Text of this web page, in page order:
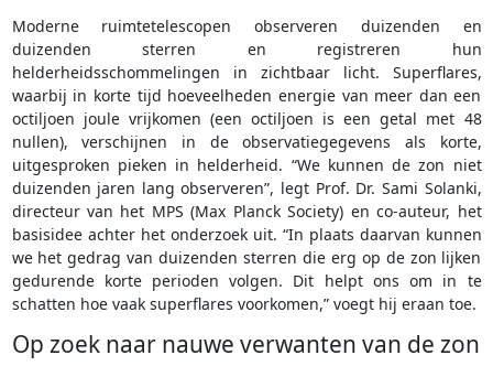
Moderne ruimtetelescopen observeren duizenden en
duizenden sterren en registreren hun
helderheidsschommelingen in zichtbaar licht. Superflares,
waarbij in korte tijd hoeveelheden energie van meer dan een
octiljoen joule vrijkomen (een octiljoen is een getal met 48
nullen), verschijnen in de observatiegegevens als korte,
uitgesproken pieken in helderheid. “We kunnen de zon niet
duizenden jaren lang observeren”, legt Prof. Dr. Sami Solanki,
directeur van het MPS (Max Planck Society) en co-auteur, het
basisidee achter het onderzoek uit. “In plaats daarvan kunnen
we het gedrag van duizenden sterren die erg op de zon lijken
gedurende korte perioden volgen. Dit helpt ons om in te
schatten hoe vaak superflares voorkomen,” voegt hij eraan toe.
Op zoek naar nauwe verwanten van de zon